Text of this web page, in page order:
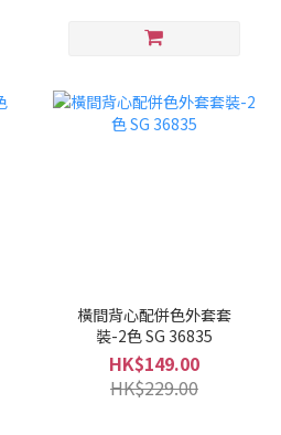
橫間背心配併色外套套
裝-2色 SG 36835
HK$149.00
HK$229.00